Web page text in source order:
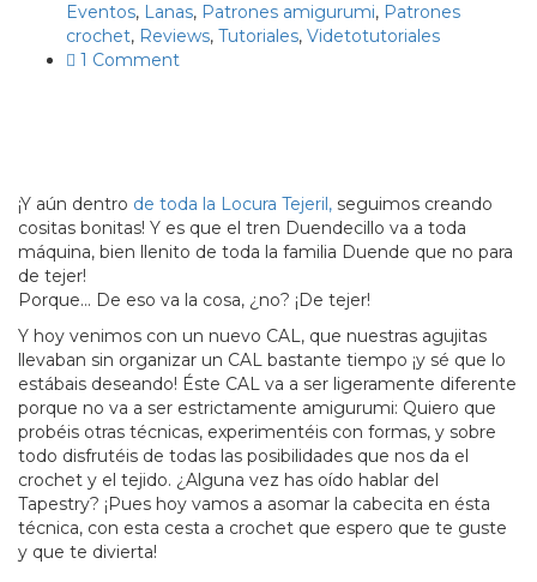
Eventos, Lanas, Patrones amigurumi, Patrones
crochet, Reviews, Tutoriales, Videtotutoriales
1 Comment
¡Y aún dentro de toda la Locura Tejeril, seguimos creando
cositas bonitas! Y es que el tren Duendecillo va a toda
máquina, bien llenito de toda la familia Duende que no para
de tejer!
Porque… De eso va la cosa, ¿no? ¡De tejer!
Y hoy venimos con un nuevo CAL, que nuestras agujitas
llevaban sin organizar un CAL bastante tiempo ¡y sé que lo
estábais deseando! Éste CAL va a ser ligeramente diferente
porque no va a ser estrictamente amigurumi: Quiero que
probéis otras técnicas, experimentéis con formas, y sobre
todo disfrutéis de todas las posibilidades que nos da el
crochet y el tejido. ¿Alguna vez has oído hablar del
Tapestry? ¡Pues hoy vamos a asomar la cabecita en ésta
técnica, con esta cesta a crochet que espero que te guste
y que te divierta!